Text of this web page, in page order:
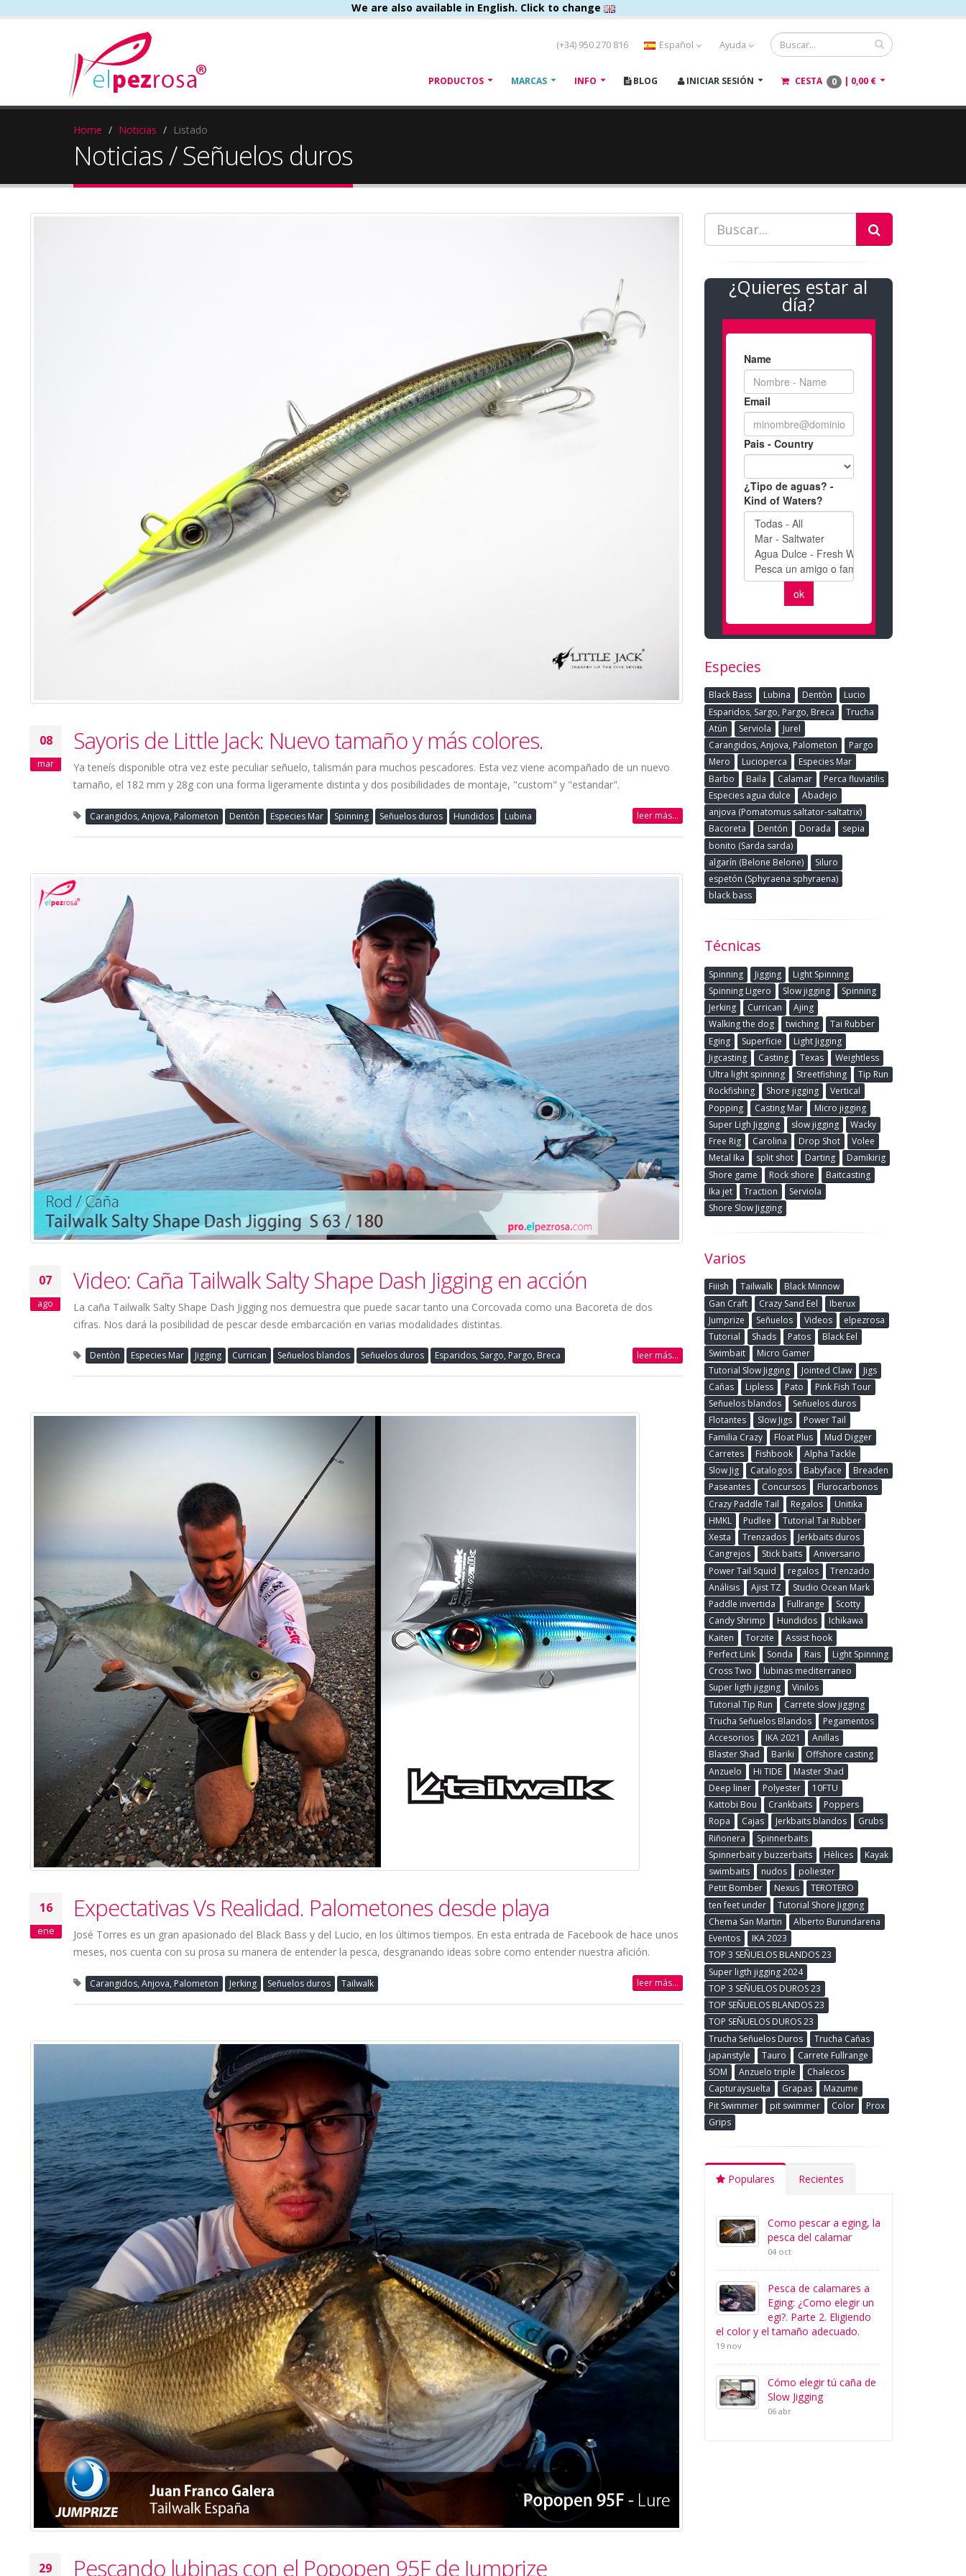
We are also available in English. Click to change
(+34) 950 270 816 Español Ayuda
PRODUCTOS MARCAS INFO BLOG INICIAR SESIÓN CESTA 0 | 0,00 €
Home Noticias Listado
Noticias / Señuelos duros
08
mar
Sayoris de Little Jack: Nuevo tamaño y más colores.
Ya teneís disponible otra vez este peculiar señuelo, talismán para muchos pescadores. Esta vez viene acompañado de un nuevo
tamaño, el 182 mm y 28g con una forma ligeramente distinta y dos posibilidades de montaje, "custom" y "estandar".
Carangidos, Anjova, Palometon Dentòn Especies Mar Spinning Señuelos duros Hundidos Lubina leer más...
07
ago
Video: Caña Tailwalk Salty Shape Dash Jigging en acción
La caña Tailwalk Salty Shape Dash Jigging nos demuestra que puede sacar tanto una Corcovada como una Bacoreta de dos
cifras. Nos dará la posibilidad de pescar desde embarcación en varias modalidades distintas.
Dentòn Especies Mar Jigging Currican Señuelos blandos Señuelos duros Esparidos, Sargo, Pargo, Breca leer más...
16
ene
Expectativas Vs Realidad. Palometones desde playa
José Torres es un gran apasionado del Black Bass y del Lucio, en los últimos tiempos. En esta entrada de Facebook de hace unos
meses, nos cuenta con su prosa su manera de entender la pesca, desgranando ideas sobre como entender nuestra afición.
Carangidos, Anjova, Palometon Jerking Señuelos duros Tailwalk leer más...
29 Pescando lubinas con el Popopen 95F de Jumprize
¿Quieres estar al
día?
Especies
Black Bass Lubina Dentòn
Lucio
Esparidos, Sargo, Pargo, Breca
Trucha
Atún
Serviola
Jurel
Carangidos, Anjova, Palometon
Pargo
Mero
Lucioperca
Especies Mar
Barbo
Baila Calamar
Perca fluviatilis
Especies agua dulce
Abadejo
anjova (Pomatomus saltator-saltatrix)
Bacoreta
Dentón Dorada
sepia
bonito (Sarda sarda)
algarín (Belone Belone)
Siluro
espetón (Sphyraena sphyraena)
black bass
Técnicas
Spinning Jigging
Light Spinning
Spinning Ligero
Slow jigging
Spinning
Jerking
Currican
Ajing
Walking the dog
twiching
Tai Rubber
Eging
Superficie
Light Jigging
Jigcasting
Casting Texas
Weightless
Ultra light spinning
Streetfishing
Tip Run
Rockfishing
Shore jigging
Vertical
Popping
Casting Mar
Micro jigging
Super Ligh Jigging
slow jigging
Wacky
Free Rig
Carolina Drop Shot
Volee
Metal Ika
split shot Darting
Damikirig
Shore game
Rock shore
Baitcasting
Ika jet
Traction
Serviola
Shore Slow Jigging
Varios
Fiiish Tailwalk
Black Minnow
Gan Craft
Crazy Sand Eel
Iberux
Jumprize
Señuelos Videos
elpezrosa
Tutorial
Shads Patos
Black Eel
Swimbait
Micro Gamer
Tutorial Slow Jigging
Jointed Claw
Jigs
Cañas
Lipless Pato
Pink Fish Tour
Señuelos blandos
Señuelos duros
Flotantes
Slow Jigs
Power Tail
Familia Crazy
Float Plus
Mud Digger
Carretes
Fishbook
Alpha Tackle
Slow Jig
Catalogos Babyface
Breaden
Paseantes
Concursos
Flurocarbonos
Crazy Paddle Tail
Regalos
Unitika
HMKL
Pudlee
Tutorial Tai Rubber
Xesta
Trenzados
Jerkbaits duros
Cangrejos
Stick baits
Aniversario
Power Tail Squid
regalos
Trenzado
Análisis
Ajist TZ
Studio Ocean Mark
Paddle invertida
Fullrange
Scotty
Candy Shrimp
Hundidos
Ichikawa
Kaiten
Torzite
Assist hook
Perfect Link
Sonda Rais
Light Spinning
Cross Two
lubinas mediterraneo
Super ligth jigging
Vinilos
Tutorial Tip Run
Carrete slow jigging
Trucha Señuelos Blandos
Pegamentos
Accesorios
IKA 2021
Anillas
Blaster Shad
Bariki
Offshore casting
Anzuelo
Hi TIDE
Master Shad
Deep liner
Polyester
10FTU
Kattobi Bou
Crankbaits
Poppers
Ropa
Cajas Jerkbaits blandos
Grubs
Riñonera
Spinnerbaits
Spinnerbait y buzzerbaits
Hèlices
Kayak
swimbaits
nudos
poliester
Petit Bomber
Nexus
TEROTERO
ten feet under
Tutorial Shore Jigging
Chema San Martin
Alberto Burundarena
Eventos
IKA 2023
TOP 3 SEÑUELOS BLANDOS 23
Super ligth jigging 2024
TOP 3 SEÑUELOS DUROS 23
TOP SEÑUELOS BLANDOS 23
TOP SEÑUELOS DUROS 23
Trucha Señuelos Duros
Trucha Cañas
japanstyle
Tauro
Carrete Fullrange
SOM
Anzuelo triple
Chalecos
Capturaysuelta
Grapas
Mazume
Pit Swimmer
pit swimmer Color
Prox
Grips
Populares Recientes
Como pescar a eging, la
pesca del calamar
04 oct
Pesca de calamares a
Eging: ¿Como elegir un
egi?. Parte 2. Eligiendo
el color y el tamaño adecuado.
19 nov
Cómo elegir tú caña de
Slow Jigging
06 abr